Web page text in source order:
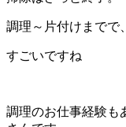
調理～片付けまでで
すごいですね
調理のお仕事経験も